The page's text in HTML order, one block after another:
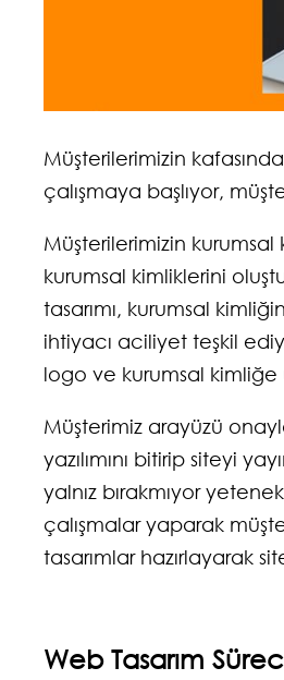
Müşterilerimizin
çalışmaya başlıyor,
Müşterilerimizin
kurumsal kimliklerini
tasarımı, kurumsal
ihtiyacı aciliyet teşkil
logo ve kurumsal
Müşterimiz arayüzü
yazılımını bitirip siteyi
yalnız bırakmıyor
çalışmalar yaparak
tasarımlar hazırlayarak
Web Tasarım